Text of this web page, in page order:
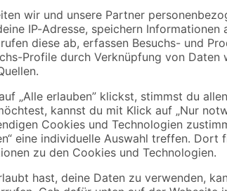
7,29 € 13,99€
Setzen Sie beim
Er ist aus Chrom-
widerstandsfähig
Entfernen von
unterschiedlichen